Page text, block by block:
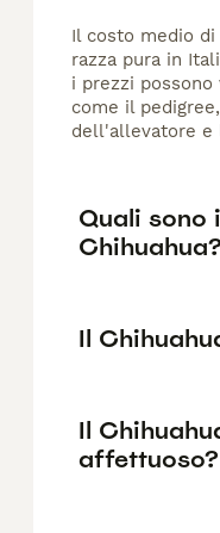
Il costo medio di
razza pura in
i prezzi
come il
dell'allevatore e
Quali sono
Chihuahua?
Il
Il
affettuoso?